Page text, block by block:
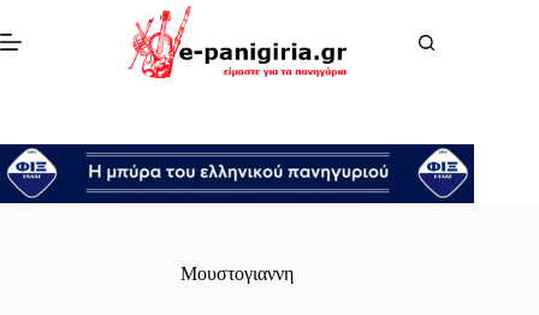
στο
περιεχόμενο
Μουστογιαννη